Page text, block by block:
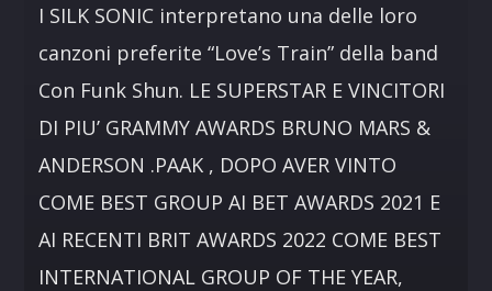
I SILK SONIC interpretano una delle loro
canzoni preferite “Love’s Train” della band
Con Funk Shun. LE SUPERSTAR E VINCITORI
DI PIU’ GRAMMY AWARDS BRUNO MARS &
ANDERSON .PAAK , DOPO AVER VINTO
COME BEST GROUP AI BET AWARDS 2021 E
AI RECENTI BRIT AWARDS 2022 COME BEST
INTERNATIONAL GROUP OF THE YEAR,